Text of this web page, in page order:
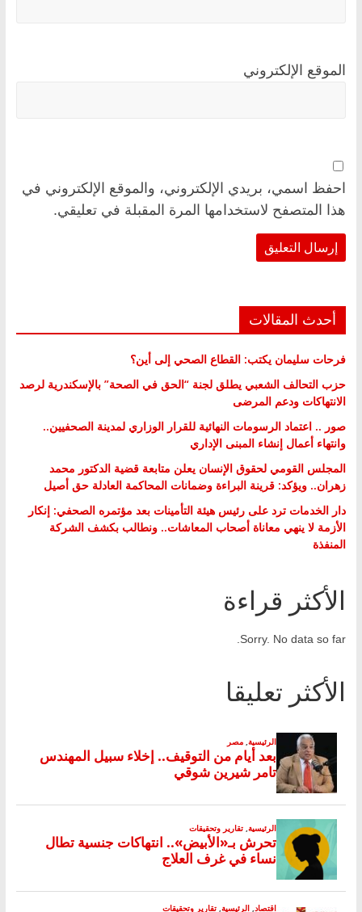
الموقع الإلكتروني
احفظ اسمي، بريدي الإلكتروني، والموقع الإلكتروني في
هذا المتصفح لاستخدامها المرة المقبلة في تعليقي.
أحدث المقالات
فرحات سليمان يكتب: القطاع الصحي إلى أين؟
حزب التحالف الشعبي يطلق لجنة “الحق في الصحة” بالإسكندرية لرصد
الانتهاكات ودعم المرضى
صور .. اعتماد الرسومات النهائية للقرار الوزاري لمدينة الصحفيين..
وانتهاء أعمال إنشاء المبنى الإداري
المجلس القومي لحقوق الإنسان يعلن متابعة قضية الدكتور محمد
زهران.. ويؤكد: قرينة البراءة وضمانات المحاكمة العادلة حق أصيل
دار الخدمات ترد على رئيس هيئة التأمينات بعد مؤتمره الصحفي: إنكار
الأزمة لا ينهي معاناة أصحاب المعاشات.. ونطالب بكشف الشركة
المنفذة
الأكثر قراءة
Sorry. No data so far.
الأكثر تعليقا